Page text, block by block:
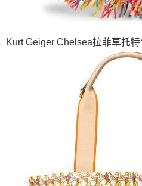
Kurt Geiger Chelsea拉菲草托